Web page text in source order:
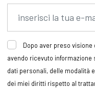
Dopo aver preso
avendo ricevuto informazione
dati personali, delle modalità
dei miei diritti rispetto al